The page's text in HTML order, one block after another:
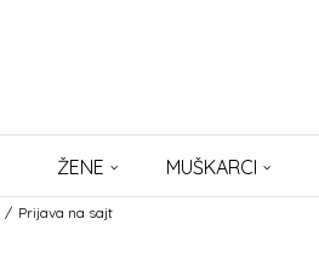
ŽENE MUŠKARCI
Prijava na sajt